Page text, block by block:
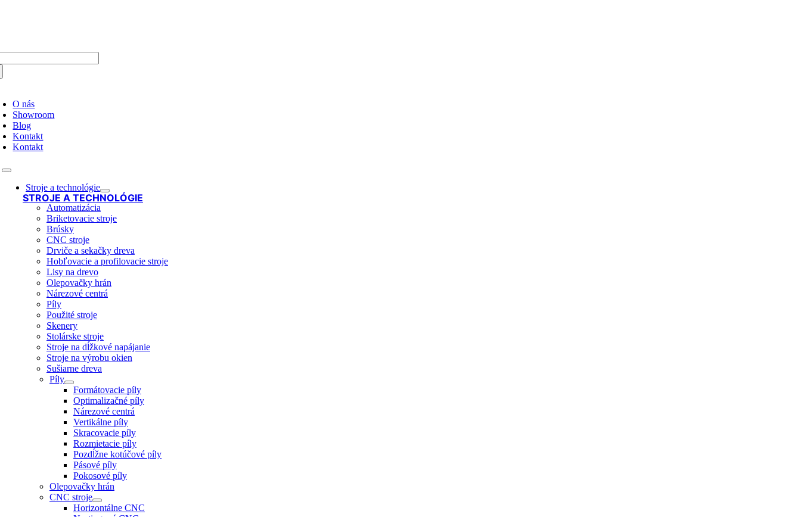
O nás
Showroom
Blog
Kontakt
Kontakt
Toggle
NavigationStroje a technológie
STROJE A TECHNOLÓGIE
Automatizácia
Briketovacie stroje
Brúsky
CNC stroje
Drviče a sekačky dreva
Hobľovacie a profilovacie stroje
Lisy na drevo
Olepovačky hrán
Nárezové centrá
Píly
Použité stroje
Skenery
Stolárske stroje
Stroje na dĺžkové napájanie
Stroje na výrobu okien
Sušiarne dreva
Píly
Formátovacie píly
Optimalizačné píly
Nárezové centrá
Vertikálne píly
Skracovacie píly
Rozmietacie píly
Pozdĺžne kotúčové píly
Pásové píly
Pokosové píly
Olepovačky hrán
CNC stroje
Horizontálne CNC